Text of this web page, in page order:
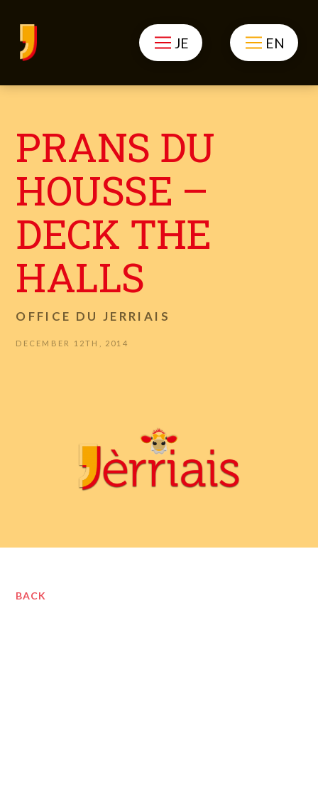
JE EN
PRANS DU
HOUSSE –
DECK THE
HALLS
OFFICE DU JERRIAIS
DECEMBER 12TH, 2014
BACK